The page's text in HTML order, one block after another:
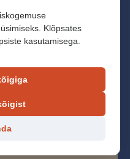
Klõpsates
kasutamisega.